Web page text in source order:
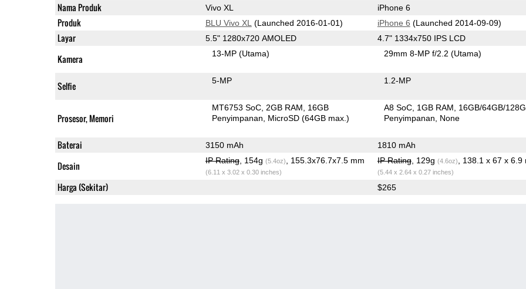
Nama Produk Vivo XL iPhone 6
Produk BLU Vivo XL (Launched 2016-01-01) iPhone 6 (Launched 2014-09-09)
Layar 5.5" 1280x720 AMOLED 4.7" 1334x750 IPS LCD
Kamera 13-MP(Utama) 29mm 8-MP f/2.2(Utama)
Selfie 5-MP 1.2-MP
Prosesor, Memori
MT6753 SoC 2GB RAM
16GB
Penyimpanan
MicroSD (64GB max.)
A8 SoC 1GB RAM
16GB/64GB/
Penyimpanan
None
Baterai 3150 mAh 1810 mAh
Desain IP Rating, 154g (5.4oz) , 155.3x76.7x7.5 mm
(6.11 x 3.02 x 0.30 inches)
IP Rating, 129g (4.6oz) , 138.1 x 67 x 6.9
(5.44 x 2.64 x 0.27 inches)
Harga (Sekitar) $265